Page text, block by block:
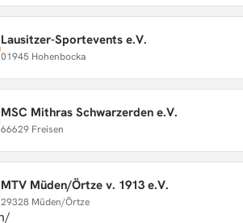
Lausitzer-Sportevents e.V.
01945 Hohenbocka
MSC Mithras Schwarzerden e.V.
66629 Freisen
MTV Müden/Örtze v. 1913 e.V.
29328 Müden/Örtze